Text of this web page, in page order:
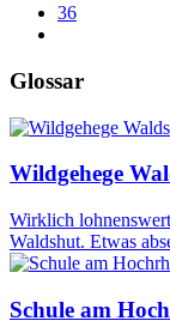
36
Glossar
Wildgehege
Wirklich
Waldshut. Etwas
Schule am